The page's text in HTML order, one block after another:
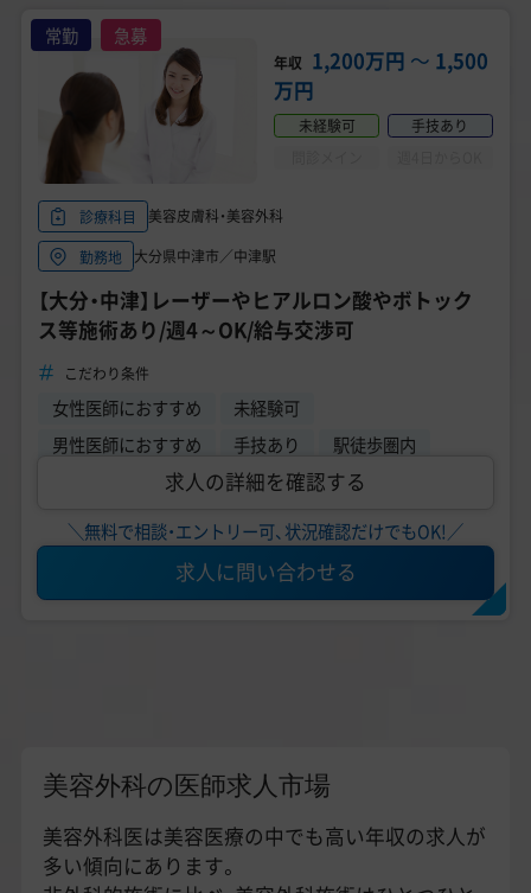
常勤 急募
年収 1,200万円 〜 1,500
万円
未経験可
手技あり
診療科目
美容皮膚科・美容外科
勤務地
大分県中津市／中津駅
【大分・中津】レーザーやヒアルロン酸やボトック
ス等施術あり/週4～OK/給与交渉可
こだわり条件
女性医師におすすめ
未経験可
男性医師におすすめ
手技あり 駅徒歩圏内
求人の詳細を確認する
＼無料で相談・エントリー可、状況確認だけでもOK!／
求人に問い合わせる
美容外科の医師求人市場
美容外科医は美容医療の中でも高い年収の求人が
多い傾向にあります。